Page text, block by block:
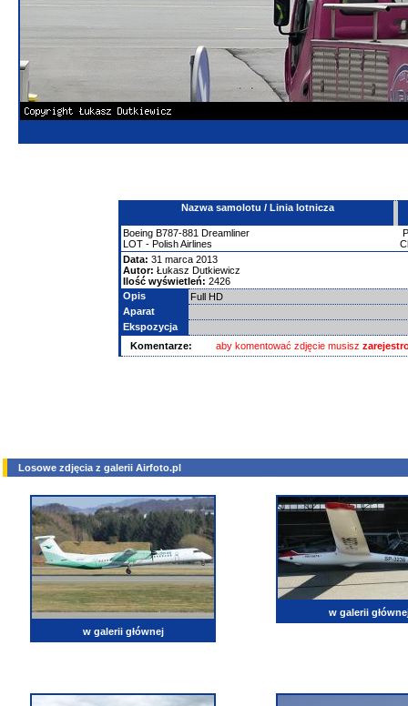
Nazwa samolotu / Linia lotnicza
Boeing B787-881 Dreamliner
LOT - Polish Airlines
Data: 31 marca 2013
Autor: Łukasz Dutkiewicz
Ilość wyświetleń: 2426
Opis
Full HD
Aparat
Ekspozycja
Komentarze:
aby komentować zdjęcie musisz
Losowe zdjęcia z galerii Airfoto.pl
w galerii głównej
w galerii